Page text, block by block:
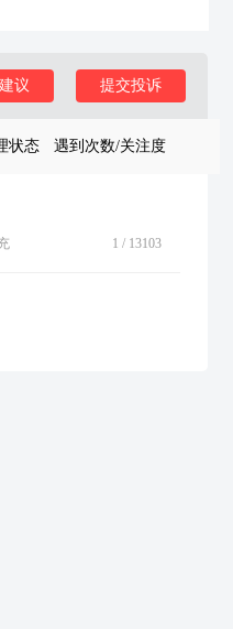
提交投诉
议
状态 遇到次数/关注度
1 / 13103